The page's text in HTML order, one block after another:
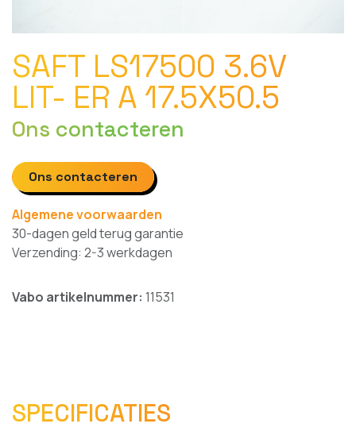
SAFT LS17500 3.6V
LIT- ER A 17.5X50.5
Ons contacteren
Ons contacteren
Algemene voorwaarden
30-dagen geld terug garantie
Verzending: 2-3 werkdagen
Vabo artikelnummer: 11531
SPECIFICATIES